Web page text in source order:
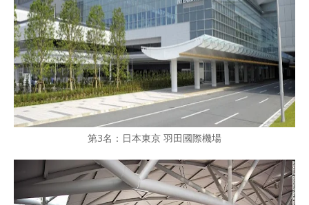
第3名：日本東京 羽田國際機場